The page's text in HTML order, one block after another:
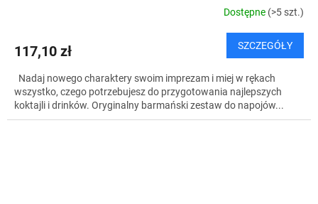
Dostępne (>5 szt.)
117,10 zł SZCZEGÓŁY
Nadaj nowego charaktery swoim imprezam i miej w rękach
wszystko, czego potrzebujesz do przygotowania najlepszych
koktajli i drinków. Oryginalny barmański zestaw do napojów...